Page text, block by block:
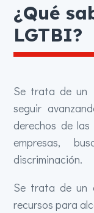
¿Qué
LGTBI?
Se trata de un
seguir
derechos de
empresas,
discriminación.
Se trata de un
recursos para